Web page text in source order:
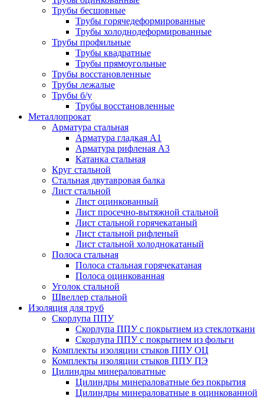
Трубы бесшовные
Трубы горячедеформированные
Трубы холоднодеформированные
Трубы профильные
Трубы квадратные
Трубы прямоугольные
Трубы восстановленные
Трубы лежалые
Трубы б/у
Трубы восстановленные
Металлопрокат
Арматура стальная
Арматура гладкая А1
Арматура рифленая А3
Катанка стальная
Круг стальной
Стальная двутавровая балка
Лист стальной
Лист оцинкованный
Лист просечно-вытяжной стальной
Лист стальной горячекатаный
Лист стальной рифленый
Лист стальной холоднокатаный
Полоса стальная
Полоса стальная горячекатаная
Полоса оцинкованная
Уголок стальной
Швеллер стальной
Изоляция для труб
Скорлупа ППУ
Скорлупа ППУ с покрытием из стеклоткани
Скорлупа ППУ с покрытием из фольги
Комплекты изоляции стыков ППУ ОЦ
Комплекты изоляции стыков ППУ ПЭ
Цилиндры минераловатные
Цилиндры минераловатные без покрытия
Цилиндры минераловатные в оцинкованной